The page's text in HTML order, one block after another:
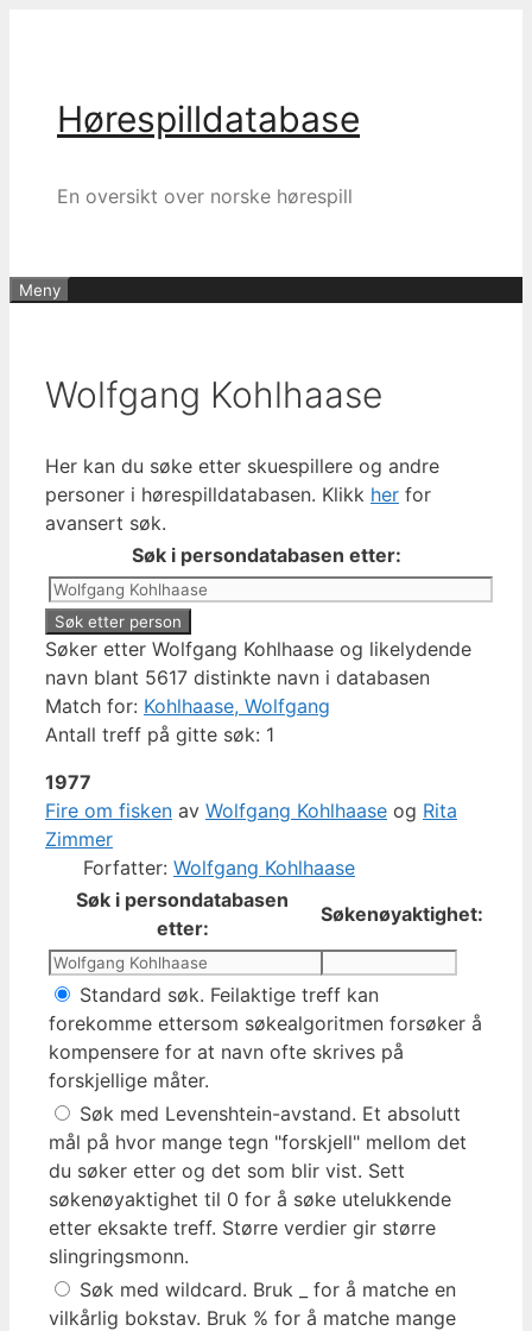
Hørespilldatabase
En oversikt over norske hørespill
Meny
Wolfgang Kohlhaase
Her kan du søke etter skuespillere og andre
personer i hørespilldatabasen. Klikk her for
avansert søk.
Søk i persondatabasen etter:
Søker etter Wolfgang Kohlhaase og likelydende
navn blant 5617 distinkte navn i databasen
Match for: Kohlhaase, Wolfgang
Antall treff på gitte søk: 1
1977
Fire om fisken av Wolfgang Kohlhaase og Rita
Zimmer
Forfatter: Wolfgang Kohlhaase
Søk i persondatabasen
etter:
Søkenøyaktighet:
Standard søk. Feilaktige treff kan
forekomme ettersom søkealgoritmen forsøker å
kompensere for at navn ofte skrives på
forskjellige måter.
Søk med Levenshtein-avstand. Et absolutt
mål på hvor mange tegn "forskjell" mellom det
du søker etter og det som blir vist. Sett
søkenøyaktighet til 0 for å søke utelukkende
etter eksakte treff. Større verdier gir større
slingringsmonn.
Søk med wildcard. Bruk _ for å matche en
vilkårlig bokstav. Bruk % for å matche mange